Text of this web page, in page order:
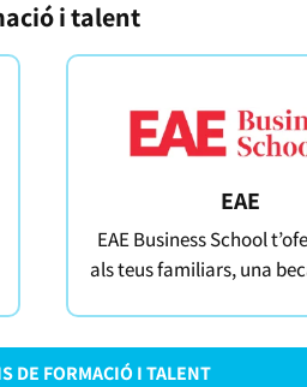
i talent
EAE
EAE Business School
als teus familiars, una
DE FORMACIÓ I TALENT